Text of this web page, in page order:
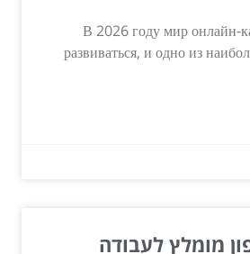
В 2026 году мир онлайн-
развиваться, и одно из
מומלץ לעבודה